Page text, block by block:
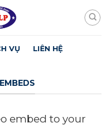
VỤ LIÊN HỆ
embed to your